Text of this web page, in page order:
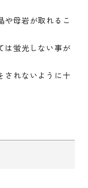
母岩が取れるこ
は蛍光しない事が
れないように十